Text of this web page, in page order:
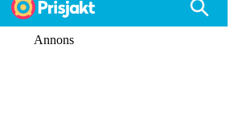
Annons